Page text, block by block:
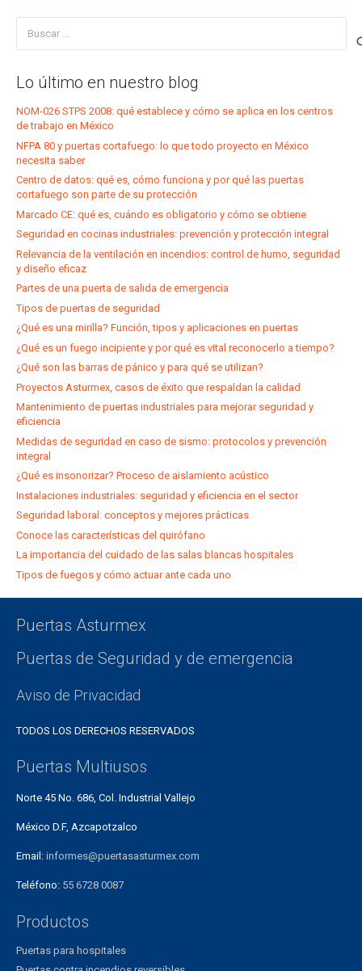
Lo último en nuestro blog
NOM-026 STPS 2008: qué establece y cómo se aplica en los centros
de trabajo en México
NFPA 80 y puertas cortafuego: lo que todo proyecto en México
necesita saber
Centro de datos: qué es, cómo funciona y por qué las puertas
cortafuego son parte de su protección
Marcado CE: qué es, cuándo es obligatorio y cómo se obtiene
Seguridad en cocinas industriales: prevención y protección integral
Relevancia de la ventilación en incendios: control de humo, seguridad
y diseño eficaz
Partes de una puerta de salida de emergencia
Tipos de puertas de seguridad
¿Qué es una mirilla? Función, tipos y aplicaciones en puertas
¿Qué es un fuego incipiente y por qué es vital reconocerlo a tiempo?
¿Qué son las barras de pánico y para qué se utilizan?
Proyectos Asturmex, casos de éxito que respaldan la calidad
Mantenimiento de puertas industriales para mejorar seguridad y
eficiencia
Medidas de seguridad en caso de sismo: protocolos y prevención
integral
¿Qué es insonorizar? Proceso de aislamiento acústico
Instalaciones industriales: seguridad y eficiencia en el sector
Seguridad laboral: conceptos y mejores prácticas
Conoce las características del quirófano
La importancia del cuidado de las salas blancas hospitales
Tipos de fuegos y cómo actuar ante cada uno
Puertas Asturmex
Puertas de Seguridad y de emergencia
Aviso de Privacidad
TODOS LOS DERECHOS RESERVADOS
Puertas Multiusos
Norte 45 No. 686, Col. Industrial Vallejo
México D.F, Azcapotzalco
Email: informes@puertasasturmex.com
Teléfono: 55 6728 0087
Productos
Puertas para hospitales